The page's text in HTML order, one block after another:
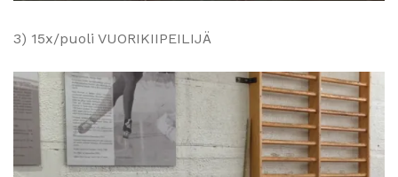
3) 15x/puoli VUORIKIIPEILIJÄ